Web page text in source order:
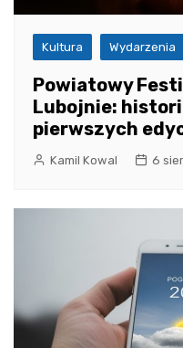
Kultura Wydarzenia
Powiatowy
Lubojnie:
pierwszych
Kamil Kowal 6